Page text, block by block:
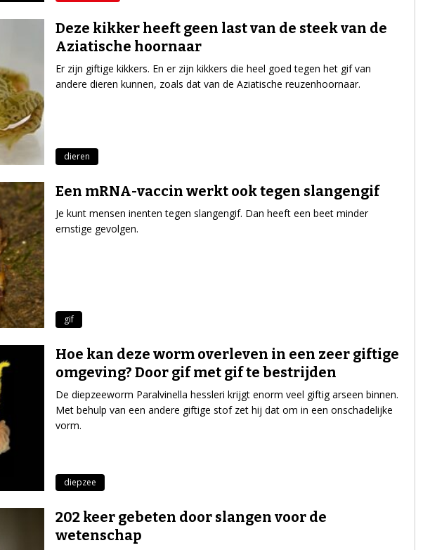
Deze kikker heeft geen last van de steek van de
Aziatische hoornaar
Er zijn giftige kikkers. En er zijn kikkers die heel goed tegen het gif van
andere dieren kunnen, zoals dat van de Aziatische reuzenhoornaar.
dieren
Een mRNA-vaccin werkt ook tegen slangengif
Je kunt mensen inenten tegen slangengif. Dan heeft een beet minder
ernstige gevolgen.
gif
Hoe kan deze worm overleven in een zeer giftige
omgeving? Door gif met gif te bestrijden
De diepzeeworm Paralvinella hessleri krijgt enorm veel giftig arseen binnen.
Met behulp van een andere giftige stof zet hij dat om in een onschadelijke
vorm.
diepzee
202 keer gebeten door slangen voor de
wetenschap